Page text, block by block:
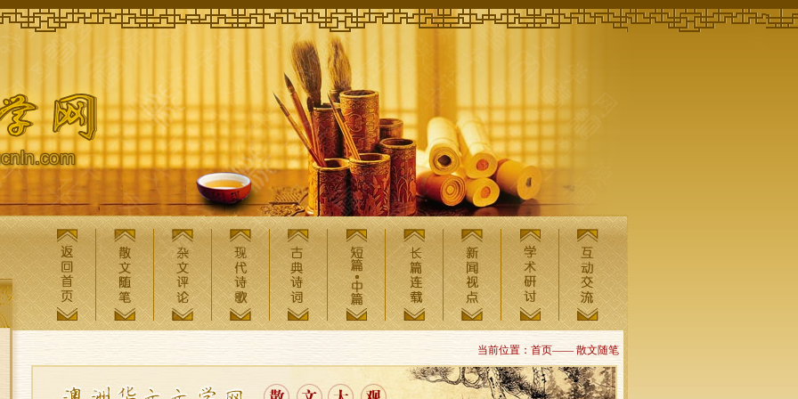
当前位置：首页—— 散文随笔